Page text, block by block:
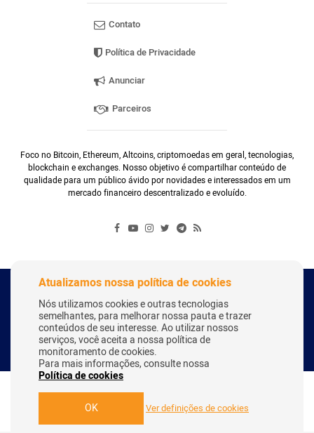
Contato
Política de Privacidade
Anunciar
Parceiros
Foco no Bitcoin, Ethereum, Altcoins, criptomoedas em geral, tecnologias,
blockchain e exchanges. Nosso objetivo é compartilhar conteúdo de
qualidade para um público ávido por novidades e interessados em um
mercado financeiro descentralizado e evoluído.
Copyright Webitcoin 2018 - Todos os Direitos Reservados
Desenvolvido por: Herick Correa
Atualizamos nossa política de cookies
Nós utilizamos cookies e outras tecnologias
semelhantes, para melhorar nossa pauta e trazer
conteúdos de seu interesse. Ao utilizar nossos
serviços, você aceita a nossa política de
monitoramento de cookies.
Para mais informações, consulte nossa
Política de cookies
OK Ver definições de cookies